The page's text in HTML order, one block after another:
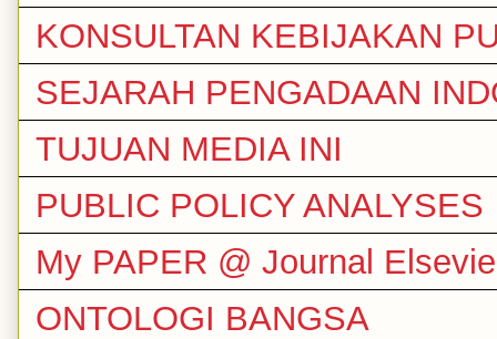
KONSULTAN KEBIJAKAN
SEJARAH PENGADAAN
TUJUAN MEDIA INI
PUBLIC POLICY ANALYSES
My PAPER @ Journal
ONTOLOGI BANGSA